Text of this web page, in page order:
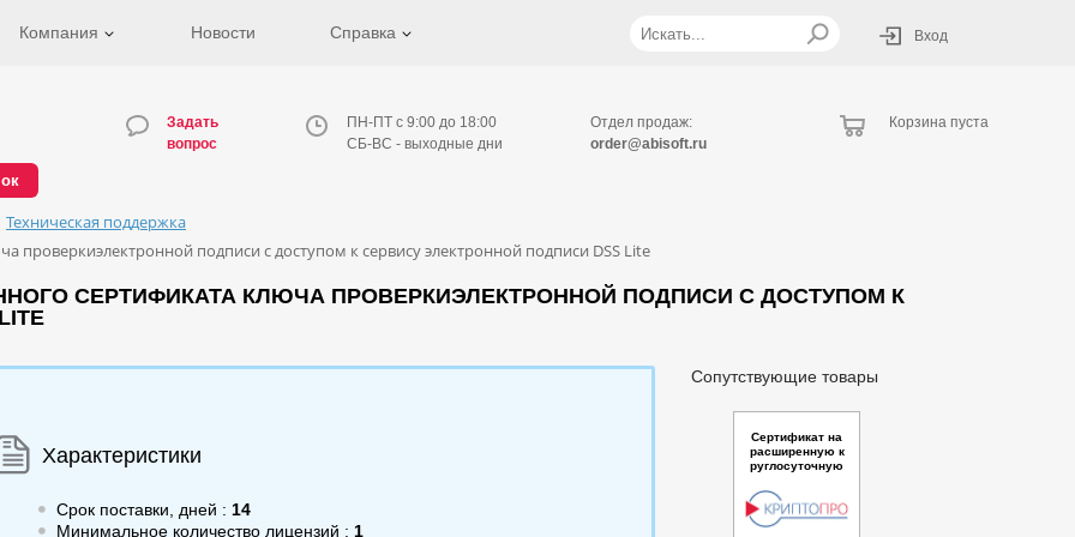
Компания Новости Справка Вход
Задать
вопрос
ПН-ПТ с 9:00 до 18:00
СБ-ВС - выходные дни
Отдел продаж:
order@abisoft.ru
Корзина пуста
Техническая поддержка
проверкиэлектронной подписи с доступом к сервису электронной подписи DSS Lite
СЕРТИФИКАТА КЛЮЧА ПРОВЕРКИЭЛЕКТРОННОЙ ПОДПИСИ С ДОСТУПОМ К
Характеристики
Срок поставки, дней : 14
Минимальное количество лицензий : 1
Сопутствующие товары
Сертификат на
расширенную к
руглосуточную
ддержку ПО "Мо
дуль доступа “К
риптоПро Cloud